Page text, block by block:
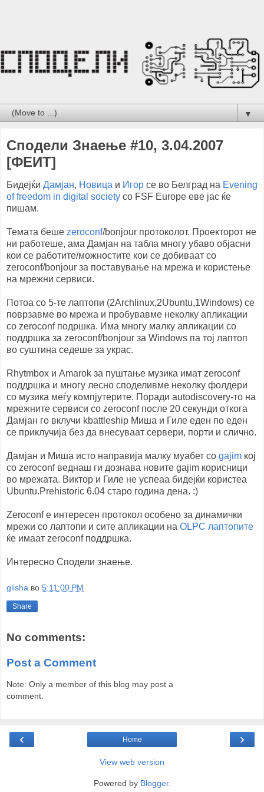
▼
Сподели Знаење #10, 3.04.2007
[ФЕИТ]
Бидејќи Дамјан, Новица и Игор се во Белград на Evening
of freedom in digital society со FSF Europe еве јас ќе
пишам.
Темата беше zeroconf/bonjour протоколот. Проекторот не
ни работеше, ама Дамјан на табла многу убаво објасни
кои се работите/можностите кои се добиваат со
zeroconf/bonjour за поставување на мрежа и користење
на мрежни сервиси.
Потоа со 5-те лаптопи (2Archlinux,2Ubuntu,1Windows) се
поврзавме во мрежа и пробувавме неколку апликации
со zeroconf подршка. Има многу малку апликации со
поддршка за zeroconf/bonjour за Windows па тој лаптоп
во суштина седеше за украс.
Rhytmbox и Amarok за пуштање музика имат zeroconf
поддршка и многу лесно споделивме неколку фолдери
со музика меѓу компјутерите. Поради autodiscovery-то на
мрежните сервиси со zeroconf после 20 секунди откога
Дамјан го вклучи kbattleship Миша и Гиле еден по еден
се приклучија без да внесуваат сервери, порти и слично.
Дамјан и Миша исто направија малку муабет со gajim кој
со zeroconf веднаш ги дознава новите gajim корисници
во мрежата. Виктор и Гиле не успеаа бидејќи користеа
Ubuntu.Prehistoric 6.04 старо година дена. :)
Zeroconf е интересен протокол особено за динамички
мрежи со лаптопи и сите апликации на OLPC лаптопите
ќе имаат zeroconf поддршка.
Интересно Сподели знаење.
glisha во 5:11:00 PM
Share
No comments:
Post a Comment
Note: Only a member of this blog may post a
comment.
‹ ›
Home
View web version
Powered by Blogger.